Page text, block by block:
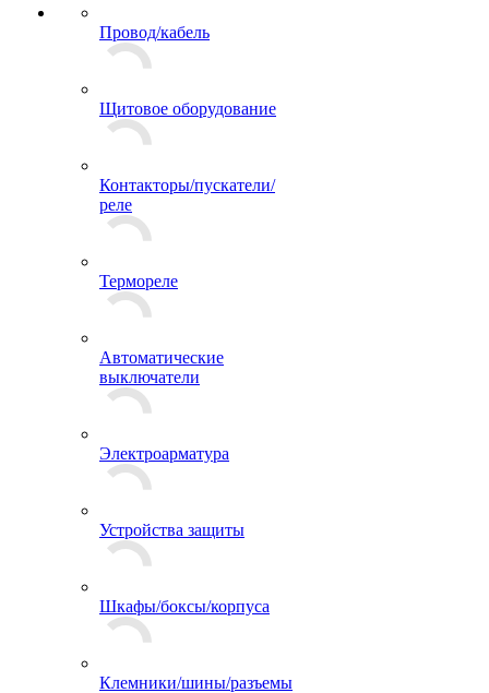
Провод/кабель
Щитовое оборудование
Контакторы/пускатели/
реле
Термореле
Автоматические
выключатели
Электроарматура
Устройства защиты
Шкафы/боксы/корпуса
Клемники/шины/разъемы